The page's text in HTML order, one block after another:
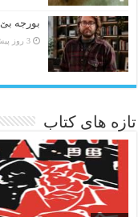
بورجە
3 روز پیش
تازه های کتاب